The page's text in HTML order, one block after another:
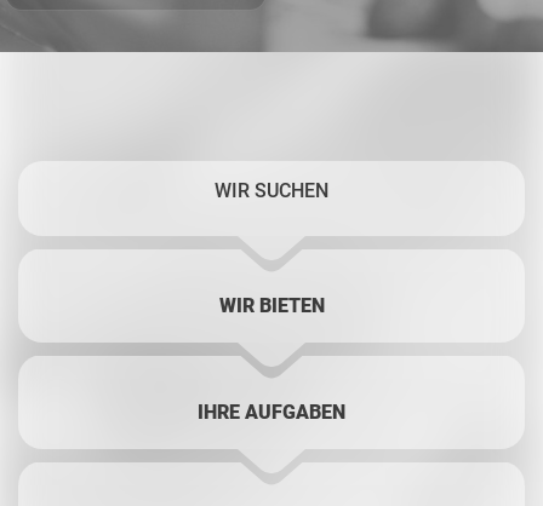
WIR SUCHEN
WIR BIETEN
IHRE AUFGABEN